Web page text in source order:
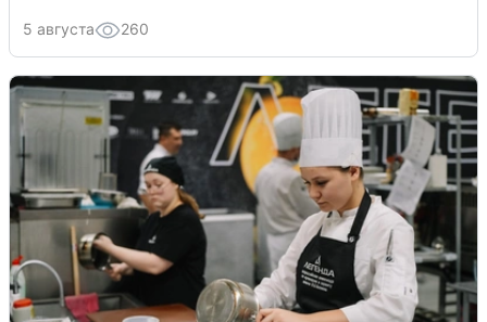
5 августа 260